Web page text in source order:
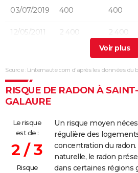
03/07/2019 400 400
12/05/2011 2 400 2 400
3 350
Source : Linternaute.com d'après les données du
RISQUE DE RADON À
GALAURE
Le risque
est de :
2 / 3
Risque
Un risque moyen
régulière des
concentration du
naturelle, le radon
dans certaines régions